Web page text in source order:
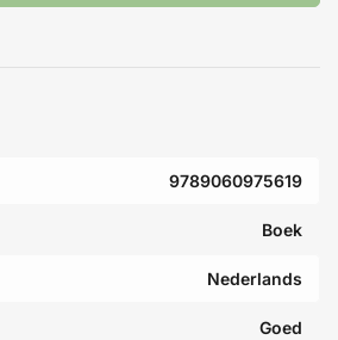
9789060975619
Boek
Nederlands
Goed